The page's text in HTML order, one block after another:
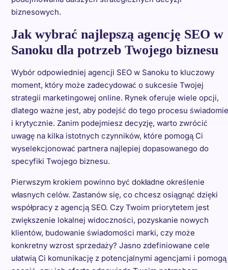
biznesowych.
Jak wybrać najlepszą agencję SEO w
Sanoku dla potrzeb Twojego biznesu
Wybór odpowiedniej agencji SEO w Sanoku to kluczowy
moment, który może zadecydować o sukcesie Twojej
strategii marketingowej online. Rynek oferuje wiele opcji,
dlatego ważne jest, aby podejść do tego procesu świadomie
i krytycznie. Zanim podejmiesz decyzję, warto zwrócić
uwagę na kilka istotnych czynników, które pomogą Ci
wyselekcjonować partnera najlepiej dopasowanego do
specyfiki Twojego biznesu.
Pierwszym krokiem powinno być dokładne określenie
własnych celów. Zastanów się, co chcesz osiągnąć dzięki
współpracy z agencją SEO. Czy Twoim priorytetem jest
zwiększenie lokalnej widoczności, pozyskanie nowych
klientów, budowanie świadomości marki, czy może
konkretny wzrost sprzedaży? Jasno zdefiniowane cele
ułatwią Ci komunikację z potencjalnymi agencjami i pomogą